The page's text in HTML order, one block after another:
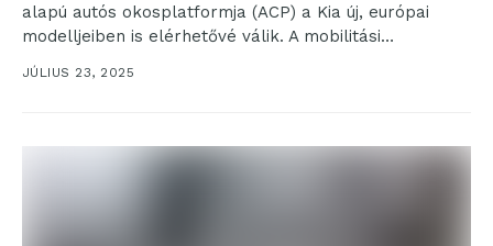
alapú autós okosplatformja (ACP) a Kia új, európai
modelljeiben is elérhetővé válik. A mobilitási
JÚLIUS 23, 2025